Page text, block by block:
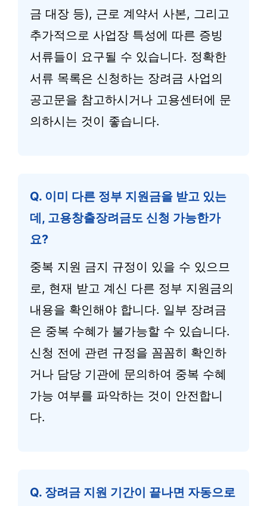
금 대장 등), 근로 계약서 사본, 그리고
추가적으로 사업장 특성에 따른 증빙
서류들이 요구될 수 있습니다. 정확한
서류 목록은 신청하는 장려금 사업의
공고문을 참고하시거나 고용센터에 문
의하시는 것이 좋습니다.
Q. 이미 다른 정부 지원금을 받고 있는
데, 고용창출장려금도 신청 가능한가
요?
중복 지원 금지 규정이 있을 수 있으므
로, 현재 받고 계신 다른 정부 지원금의
내용을 확인해야 합니다. 일부 장려금
은 중복 수혜가 불가능할 수 있습니다.
신청 전에 관련 규정을 꼼꼼히 확인하
거나 담당 기관에 문의하여 중복 수혜
가능 여부를 파악하는 것이 안전합니
다.
Q. 장려금 지원 기간이 끝나면 자동으로